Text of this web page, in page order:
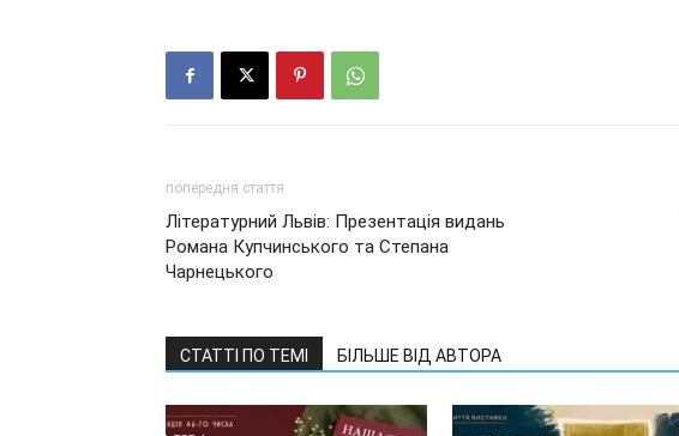
попередня стаття
Літературний Львів: Презентація видань
Романа Купчинського та Степана
Чарнецького
СТАТТІ ПО ТЕМІ БІЛЬШЕ ВІД АВТОРА